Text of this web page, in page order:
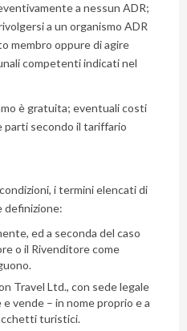
a nessun ADR;
a un organismo ADR
membro oppure di agire
competenti indicati nel
è gratuita; eventuali costi
parti secondo il tariffario
i termini elencati di
definizione:
ed a seconda del caso
o il Rivenditore come
Travel Ltd., con sede legale
vende – in nome proprio e a
turistici.